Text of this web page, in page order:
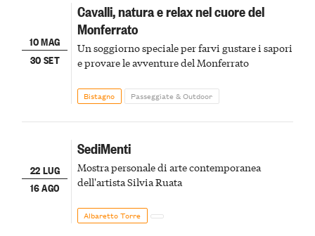
10 MAG
30 SET
Cavalli, natura e relax nel cuore del
Monferrato
Un soggiorno speciale per farvi gustare i sapori
e provare le avventure del Monferrato
Bistagno Passeggiate & Outdoor
22 LUG
16 AGO
SediMenti
Mostra personale di arte contemporanea
dell'artista Silvia Ruata
Albaretto Torre